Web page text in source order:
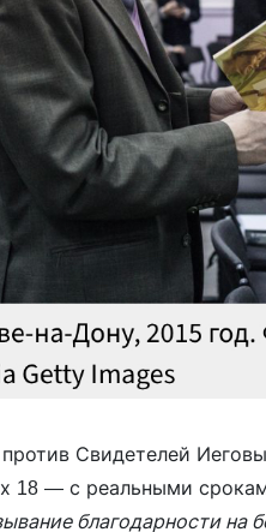
Свидетелей
18 — с реальными
благодарности на